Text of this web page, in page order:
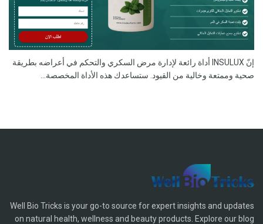
إنّ INSULUX أداة رائعة لإدارة مرض السكري والتحكم في أعراضه بطريقة
صحية وممتعة وخالية من القيود. ستساعدك هذه الأداة المخصصة...
Well Bio Tricks is your go-to source for expert insights and updates
on natural health, wellness and beauty products. Explore our blog